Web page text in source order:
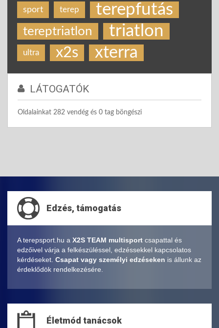
sport terep terepfutás
tereptriatlon triatlon
ultra x2s xterra
LÁTOGATÓK
Oldalainkat 282 vendég és 0 tag böngészi
Edzés, támogatás
A terepsport.hu a X2S TEAM multisport csapattal és
edzőivel várja a felkészüléssel, edzéssekkel kapcsolatos
kérdéseket. Csapat vagy személyi edzéseken is állunk az
érdeklődök rendelkezésére.
Életmód tanácsok